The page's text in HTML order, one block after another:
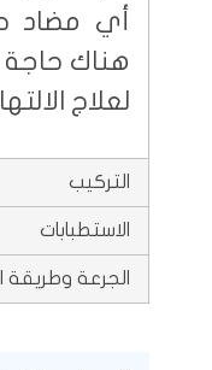
أي مضاد
هناك حاجة
لعلاج
التركيب
الاستطبابات
الجرعة وطريقة